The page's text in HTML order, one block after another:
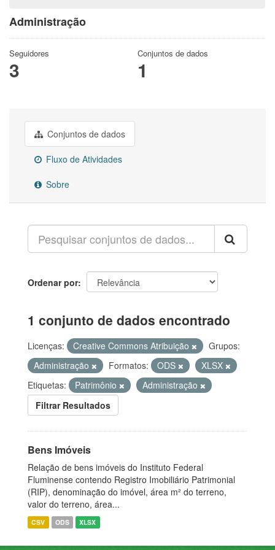
Administração
Seguidores
3
Conjuntos de dados
1
Conjuntos de dados
Fluxo de Atividades
Sobre
Ordenar por
1 conjunto de dados encontrado
Licenças: Creative Commons Atribuição
Grupos:
Administração
Formatos: ODS
XLSX
Etiquetas:
Patrimônio
Administração
Filtrar Resultados
Bens Imóveis
Relação de bens imóveis do Instituto Federal
Fluminense contendo Registro Imobiliário Patrimonial
(RIP), denominação do imóvel, área m² do terreno,
valor do terreno, área...
CSV ODS XLSX